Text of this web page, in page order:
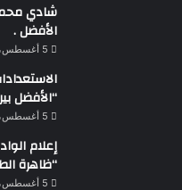
شادي
الأفضل .
5 أغسطس، 2026
“الأفضل
5 أغسطس، 2026
إعلام
“ظاهرة
5 أغسطس، 2026